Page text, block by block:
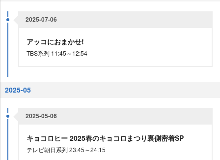
2025-07-06
アッコにおまかせ!
TBS系列 11:45～12:54
2025-05
2025-05-06
キョコロヒー 2025春のキョコロまつり裏側密着SP
テレビ朝日系列 23:45～24:15